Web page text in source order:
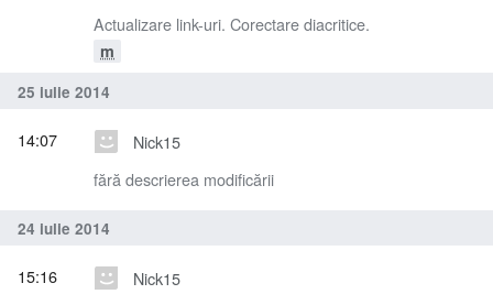
Actualizare link-uri. Corectare diacritice.
m
25 iulie 2014
Nick15
fără descrierea modificării
14:07
24 iulie 2014
Nick15
15:16